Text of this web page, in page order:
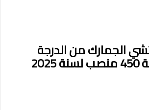
الجمارك من الدرجة